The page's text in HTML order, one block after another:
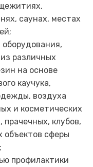
саунах, местах
различных
на основе
каучука,
воздуха
и косметических
прачечных, клубов,
объектов сферы
профилактики